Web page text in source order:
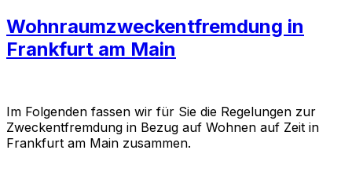
Wohnraumzweckentfremdung in
Frankfurt am Main
Im Folgenden fassen wir für Sie die Regelungen zur
Zweckentfremdung in Bezug auf Wohnen auf Zeit in
Frankfurt am Main zusammen.